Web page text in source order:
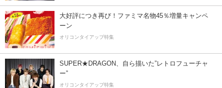
大好評につき再び！ファミマ名物45％増量キャンペ
ーン
オリコンタイアップ特集
SUPER★DRAGON、自ら描いた”レトロフューチャ
ー”
オリコンタイアップ特集